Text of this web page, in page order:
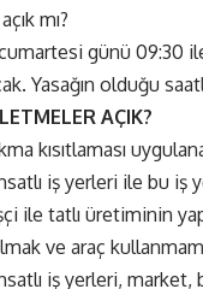
mı?
cumartesi günü 09:30
Yasağın olduğu
AÇIK?
kısıtlaması
iş yerleri ile bu iş
ile tatlı üretiminin
ve araç
iş yerleri, market,